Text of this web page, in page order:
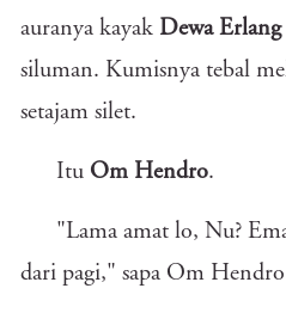
auranya kayak Dewa Erlang
siluman. Kumisnya tebal
setajam silet.
Itu Om Hendro.
"Lama amat lo, Nu?
dari pagi," sapa Om